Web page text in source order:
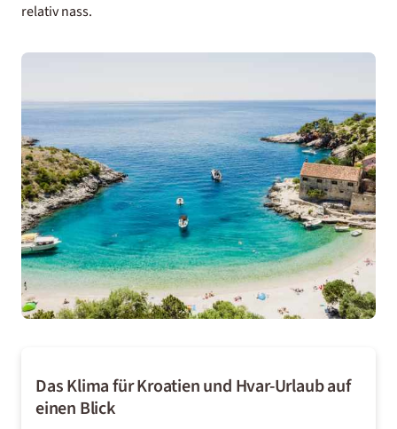
relativ nass.
Das Klima für Kroatien und Hvar-Urlaub auf
einen Blick